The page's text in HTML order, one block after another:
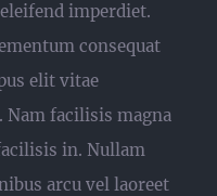
imperdiet.
consequat
elit vitae
facilisis magna
in. Nullam
arcu vel laoreet